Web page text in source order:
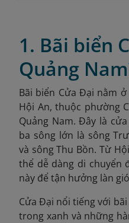
1. Bãi biển
Quảng
Bãi biển Cửa Đại nằm
Hội An, thuộc phường
Quảng Nam. Đây là
ba sông lớn là sông
và sông Thu Bồn. Từ
thể dễ dàng di chuyển
này để tận hưởng làn
Cửa Đại nổi tiếng với
trong xanh và những